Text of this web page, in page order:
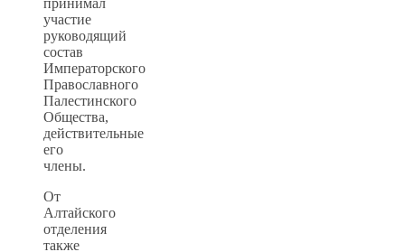
участие
руководящий
состав
Императорского
Православного
Палестинского
Общества,
действительные
его
члены.
От
Алтайского
отделения
также